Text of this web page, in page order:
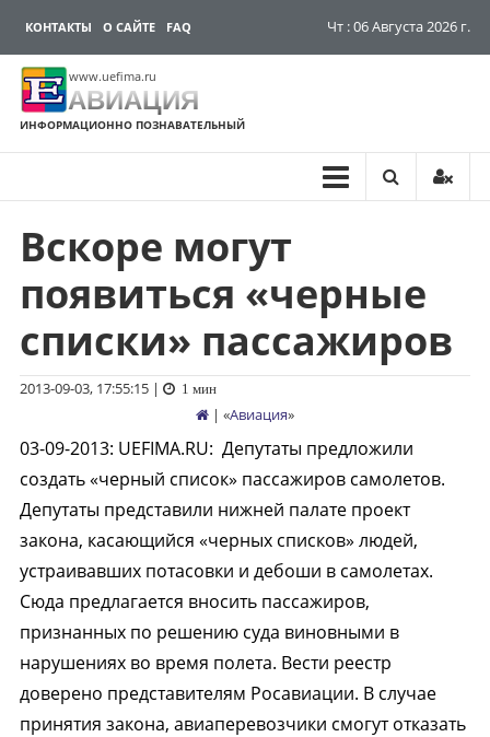
КОНТАКТЫ О САЙТЕ FAQ Чт : 06 Августа 2026 г.
www.uefima.ru
АВИАЦИЯ
ИНФОРМАЦИОННО ПОЗНАВАТЕЛЬНЫЙ
Перейти
содержимому
Вскоре могут
появиться «черные
списки» пассажиров
2013-09-03, 17:55:15| 1 мин
| «Авиация»
03-09-2013: UEFIMA.RU: Депутаты предложили
создать «черный список» пассажиров самолетов.
Депутаты представили нижней палате проект
закона, касающийся «черных списков» людей,
устраивавших потасовки и дебоши в самолетах.
Сюда предлагается вносить пассажиров,
признанных по решению суда виновными в
нарушениях во время полета. Вести реестр
доверено представителям Росавиации. В случае
принятия закона, авиаперевозчики смогут отказать